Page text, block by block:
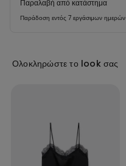
Παραλαβή από κατάστημα
Παράδοση εντός 7 εργάσιμων ημερών
Ολοκληρώστε το look σας